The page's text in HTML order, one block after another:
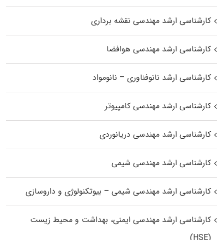
کارشناسی ارشد مهندسی نقشه برداری
کارشناسی ارشد مهندسی هوافضا
کارشناسی ارشد نانوفناوری – نانومواد
کارشناسی ارشد مهندسی کامپیوتر
کارشناسی ارشد مهندسی دریانوردی
کارشناسی ارشد مهندسی شیمی
کارشناسی ارشد مهندسی شیمی – بیوتکنولوژی و داروسازی
کارشناسی ارشد مهندسی ایمنی، بهداشت و محیط زیست